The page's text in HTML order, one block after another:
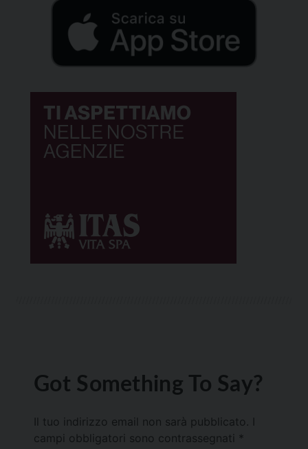
Got Something To Say?
Il tuo indirizzo email non sarà pubblicato.
campi obbligatori sono contrassegnati *